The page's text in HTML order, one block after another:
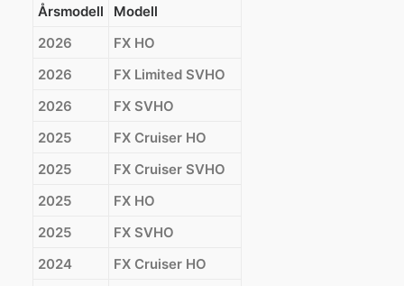
Årsmodell
Modell
2026
FX HO
2026
FX Limited SVHO
2026
FX SVHO
2025
FX Cruiser HO
2025
FX Cruiser SVHO
2025
FX HO
2025
FX SVHO
2024
FX Cruiser HO